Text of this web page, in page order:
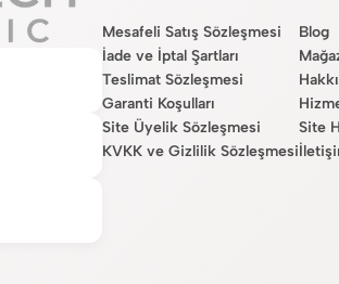
Mesafeli Satış Sözleşmesi
İade ve İptal Şartları
Teslimat Sözleşmesi
Garanti Koşulları
Site Üyelik Sözleşmesi
KVKK ve Gizlilik Sözleşmesi
Blog
Site